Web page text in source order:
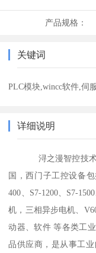
产品规格：
关键词
PLC模块,wincc软件,伺
详细说明
浔之漫智控技术 (
国，西门子工控设备包
400、S7-1200、S7-
机，三相异步电机、
动器、软件 等各类工
品供应商，是从事工